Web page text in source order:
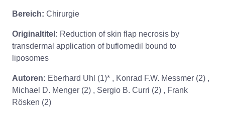
Bereich: Chirurgie
Originaltitel: Reduction of skin flap necrosis by
transdermal application of buflomedil bound to
liposomes
Autoren: Eberhard Uhl (1)* , Konrad F.W. Messmer (2) ,
Michael D. Menger (2) , Sergio B. Curri (2) , Frank
Rösken (2)